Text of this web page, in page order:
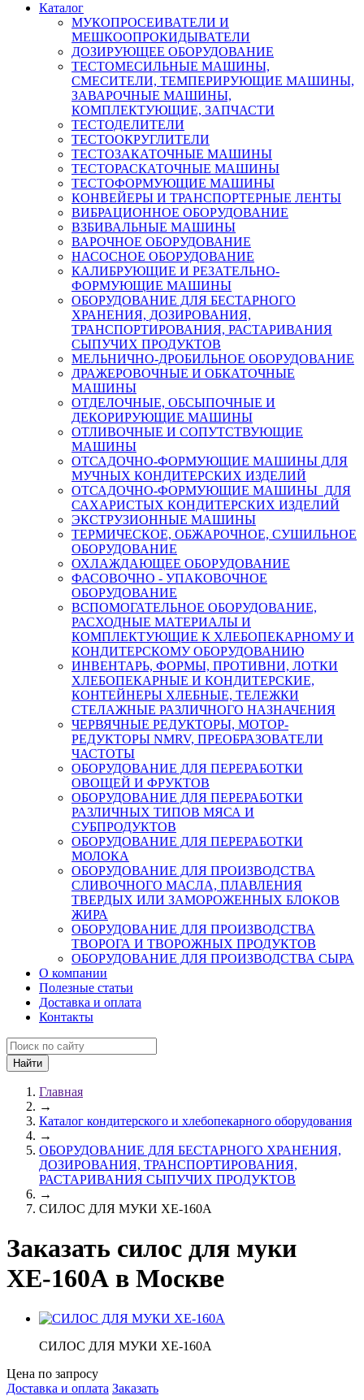
Каталог
МУКОПРОСЕИВАТЕЛИ И
МЕШКООПРОКИДЫВАТЕЛИ
ДОЗИРУЮЩЕЕ ОБОРУДОВАНИЕ
ТЕСТОМЕСИЛЬНЫЕ МАШИНЫ,
СМЕСИТЕЛИ, ТЕМПЕРИРУЮЩИЕ МАШИНЫ,
ЗАВАРОЧНЫЕ МАШИНЫ,
КОМПЛЕКТУЮЩИЕ, ЗАПЧАСТИ
ТЕСТОДЕЛИТЕЛИ
ТЕСТООКРУГЛИТЕЛИ
ТЕСТОЗАКАТОЧНЫЕ МАШИНЫ
ТЕСТОРАСКАТОЧНЫЕ МАШИНЫ
ТЕСТОФОРМУЮЩИЕ МАШИНЫ
КОНВЕЙЕРЫ И ТРАНСПОРТЕРНЫЕ ЛЕНТЫ
ВИБРАЦИОННОЕ ОБОРУДОВАНИЕ
ВЗБИВАЛЬНЫЕ МАШИНЫ
ВАРОЧНОЕ ОБОРУДОВАНИЕ
НАСОСНОЕ ОБОРУДОВАНИЕ
КАЛИБРУЮЩИЕ И РЕЗАТЕЛЬНО-
ФОРМУЮЩИЕ МАШИНЫ
ОБОРУДОВАНИЕ ДЛЯ БЕСТАРНОГО
ХРАНЕНИЯ, ДОЗИРОВАНИЯ,
ТРАНСПОРТИРОВАНИЯ, РАСТАРИВАНИЯ
СЫПУЧИХ ПРОДУКТОВ
МЕЛЬНИЧНО-ДРОБИЛЬНОЕ ОБОРУДОВАНИЕ
ДРАЖЕРОВОЧНЫЕ И ОБКАТОЧНЫЕ
МАШИНЫ
ОТДЕЛОЧНЫЕ, ОБСЫПОЧНЫЕ И
ДЕКОРИРУЮЩИЕ МАШИНЫ
ОТЛИВОЧНЫЕ И СОПУТСТВУЮЩИЕ
МАШИНЫ
ОТСАДОЧНО-ФОРМУЮЩИЕ МАШИНЫ ДЛЯ
МУЧНЫХ КОНДИТЕРСКИХ ИЗДЕЛИЙ
ОТСАДОЧНО-ФОРМУЮЩИЕ МАШИНЫ ДЛЯ
САХАРИСТЫХ КОНДИТЕРСКИХ ИЗДЕЛИЙ
ЭКСТРУЗИОННЫЕ МАШИНЫ
ТЕРМИЧЕСКОЕ, ОБЖАРОЧНОЕ, СУШИЛЬНОЕ
ОБОРУДОВАНИЕ
ОХЛАЖДАЮЩЕЕ ОБОРУДОВАНИЕ
ФАСОВОЧНО - УПАКОВОЧНОЕ
ОБОРУДОВАНИЕ
ВСПОМОГАТЕЛЬНОЕ ОБОРУДОВАНИЕ,
РАСХОДНЫЕ МАТЕРИАЛЫ И
КОМПЛЕКТУЮЩИЕ К ХЛЕБОПЕКАРНОМУ И
КОНДИТЕРСКОМУ ОБОРУДОВАНИЮ
ИНВЕНТАРЬ, ФОРМЫ, ПРОТИВНИ, ЛОТКИ
ХЛЕБОПЕКАРНЫЕ И КОНДИТЕРСКИЕ,
КОНТЕЙНЕРЫ ХЛЕБНЫЕ, ТЕЛЕЖКИ
СТЕЛАЖНЫЕ РАЗЛИЧНОГО НАЗНАЧЕНИЯ
ЧЕРВЯЧНЫЕ РЕДУКТОРЫ, МОТОР-
РЕДУКТОРЫ NMRV, ПРЕОБРАЗОВАТЕЛИ
ЧАСТОТЫ
ОБОРУДОВАНИЕ ДЛЯ ПЕРЕРАБОТКИ
ОВОЩЕЙ И ФРУКТОВ
ОБОРУДОВАНИЕ ДЛЯ ПЕРЕРАБОТКИ
РАЗЛИЧНЫХ ТИПОВ МЯСА И
СУБПРОДУКТОВ
ОБОРУДОВАНИЕ ДЛЯ ПЕРЕРАБОТКИ
МОЛОКА
ОБОРУДОВАНИЕ ДЛЯ ПРОИЗВОДСТВА
СЛИВОЧНОГО МАСЛА, ПЛАВЛЕНИЯ
ТВЕРДЫХ ИЛИ ЗАМОРОЖЕННЫХ БЛОКОВ
ЖИРА
ОБОРУДОВАНИЕ ДЛЯ ПРОИЗВОДСТВА
ТВОРОГА И ТВОРОЖНЫХ ПРОДУКТОВ
ОБОРУДОВАНИЕ ДЛЯ ПРОИЗВОДСТВА СЫРА
О компании
Полезные статьи
Доставка и оплата
Контакты
Главная
→
Каталог кондитерского и хлебопекарного оборудования
→
ОБОРУДОВАНИЕ ДЛЯ БЕСТАРНОГО ХРАНЕНИЯ,
ДОЗИРОВАНИЯ, ТРАНСПОРТИРОВАНИЯ,
РАСТАРИВАНИЯ СЫПУЧИХ ПРОДУКТОВ
→
СИЛОС ДЛЯ МУКИ ХЕ-160А
Заказать силос для муки
ХЕ-160А в Москве
СИЛОС ДЛЯ МУКИ ХЕ-160А
Цена по запросу
Доставка и оплата Заказать